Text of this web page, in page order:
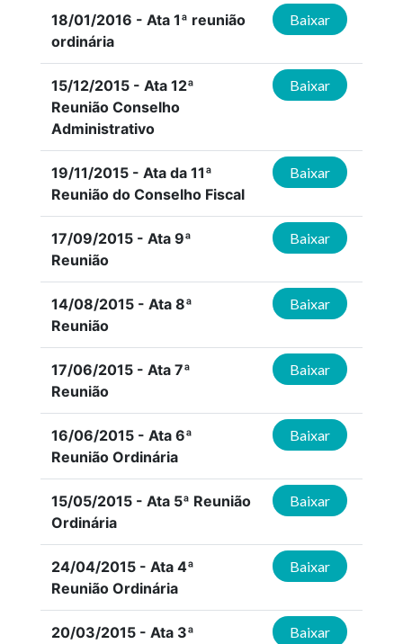
18/01/2016 - Ata 1ª reunião
ordinária
Baixar
15/12/2015 - Ata 12ª
Reunião Conselho
Administrativo
Baixar
19/11/2015 - Ata da 11ª
Reunião do Conselho Fiscal
Baixar
17/09/2015 - Ata 9ª
Reunião
Baixar
14/08/2015 - Ata 8ª
Reunião
Baixar
17/06/2015 - Ata 7ª
Reunião
Baixar
16/06/2015 - Ata 6ª
Reunião Ordinária
Baixar
15/05/2015 - Ata 5ª Reunião
Ordinária
Baixar
24/04/2015 - Ata 4ª
Reunião Ordinária
Baixar
20/03/2015 - Ata 3ª
Baixar